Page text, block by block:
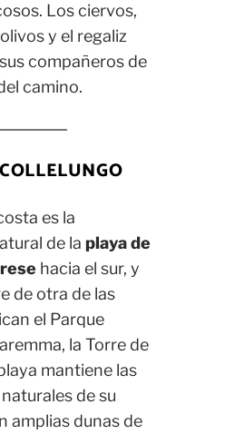
Los ciervos,
y el regaliz
compañeros de
camino.
es la
de la playa de
hacia el sur, y
de otra de las
el Parque
la Torre de
mantiene las
de su
amplias dunas de